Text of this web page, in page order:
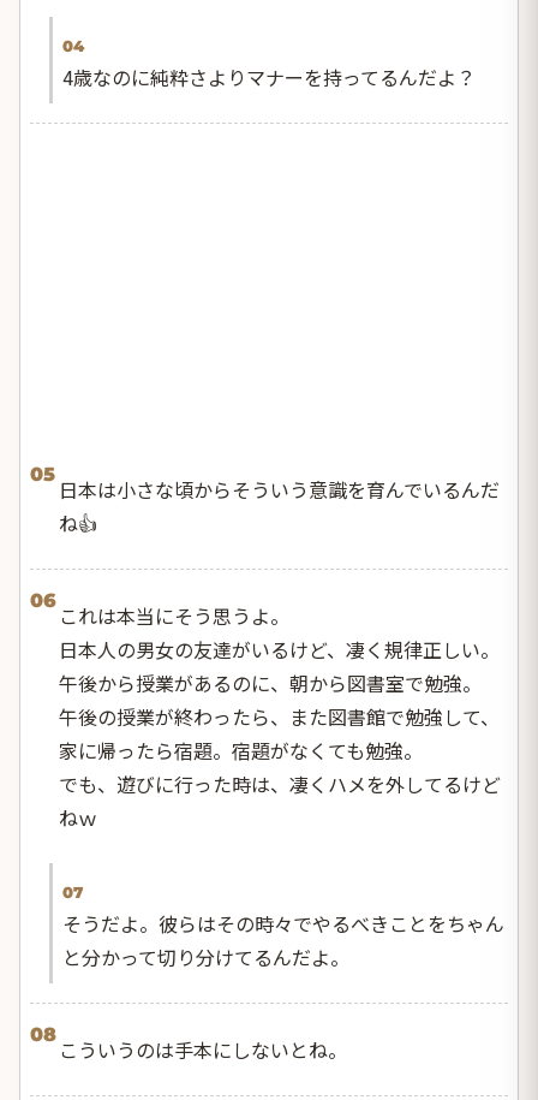
04
4歳なのに純粋さよりマナーを持ってるんだよ？
05
日本は小さな頃からそういう意識を育んでいるんだ
ね👍
06
これは本当にそう思うよ。
日本人の男女の友達がいるけど、凄く規律正しい。
午後から授業があるのに、朝から図書室で勉強。
午後の授業が終わったら、また図書館で勉強して、
家に帰ったら宿題。宿題がなくても勉強。
でも、遊びに行った時は、凄くハメを外してるけど
ねｗ
07
そうだよ。彼らはその時々でやるべきことをちゃん
と分かって切り分けてるんだよ。
08
こういうのは手本にしないとね。